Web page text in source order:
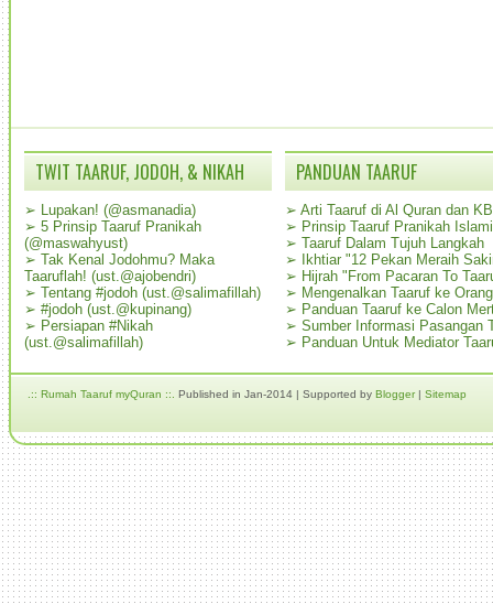
TWIT TAARUF, JODOH, & NIKAH
➢ Lupakan! (@asmanadia)
➢ 5 Prinsip Taaruf Pranikah
(@maswahyust)
➢ Tak Kenal Jodohmu? Maka
Taaruflah! (ust.@ajobendri)
➢ Tentang #jodoh (ust.@salimafillah)
➢ #jodoh (ust.@kupinang)
➢ Persiapan #Nikah
(ust.@salimafillah)
PANDUAN TAARUF
➢ Arti Taaruf di Al Quran dan
➢ Prinsip Taaruf Pranikah Islami
➢ Taaruf Dalam Tujuh Langkah
➢
Ikhtiar "12 Pekan Meraih
➢ Hijrah "From Pacaran To
➢ Mengenalkan Taaruf ke
➢ Panduan Taaruf ke Calon
➢ Sumber Informasi Pasangan
➢ Panduan Untuk Mediator
.:: Rumah Taaruf myQuran ::. Published in Jan-2014 | Supported by Blogger| Sitemap